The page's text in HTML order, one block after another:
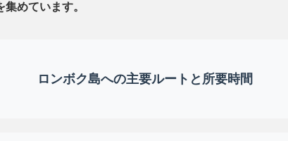
めています。
ロンボク島への主要ルートと所要時間